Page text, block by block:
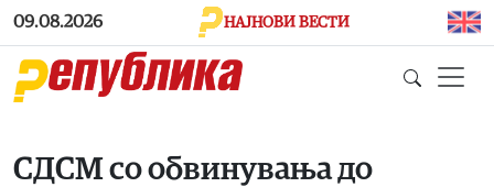
Skip to main content
09.08.2026 НАЈНОВИ ВЕСТИ
СДСМ со обвинувања до